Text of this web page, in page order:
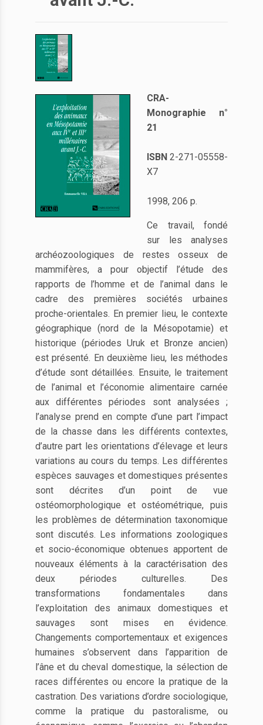
CRA-
Monographie n°
21
ISBN 2-271-05558-
X7
1998, 206 p.
Ce travail, fondé
sur les analyses
archéozoologiques de restes osseux de
mammifères, a pour objectif l’étude des
rapports de l’homme et de l’animal dans le
cadre des premières sociétés urbaines
proche-orientales. En premier lieu, le contexte
géographique (nord de la Mésopotamie) et
historique (périodes Uruk et Bronze ancien)
est présenté. En deuxième lieu, les méthodes
d’étude sont détaillées. Ensuite, le traitement
de l’animal et l’économie alimentaire carnée
aux différentes périodes sont analysées ;
l’analyse prend en compte d’une part l’impact
de la chasse dans les différents contextes,
d’autre part les orientations d’élevage et leurs
variations au cours du temps. Les différentes
espèces sauvages et domestiques présentes
sont décrites d’un point de vue
ostéomorphologique et ostéométrique, puis
les problèmes de détermination taxonomique
sont discutés. Les informations zoologiques
et socio-économique obtenues apportent de
nouveaux éléments à la caractérisation des
deux périodes culturelles. Des
transformations fondamentales dans
l’exploitation des animaux domestiques et
sauvages sont mises en évidence.
Changements comportementaux et exigences
humaines s’observent dans l’apparition de
l’âne et du cheval domestique, la sélection de
races différentes ou encore la pratique de la
castration. Des variations d’ordre sociologique,
comme la pratique du pastoralisme, ou